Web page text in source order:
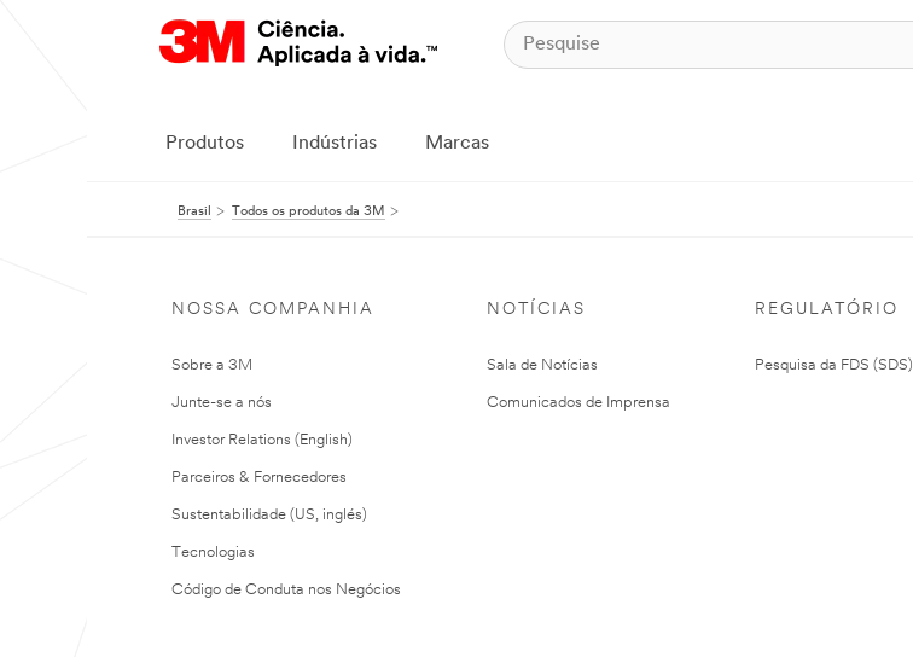
Produtos Indústrias Marcas
Brasil Todos os produtos da 3M
NOSSA COMPANHIA
Sobre a 3M
Junte-se a nós
Investor Relations (English)
Parceiros & Fornecedores
Sustentabilidade (US, inglés)
Tecnologias
Código de Conduta nos Negócios
NOTÍCIAS
Sala de Notícias
Comunicados de Imprensa
REGULATÓRIO
Pesquisa da FDS (SDS)